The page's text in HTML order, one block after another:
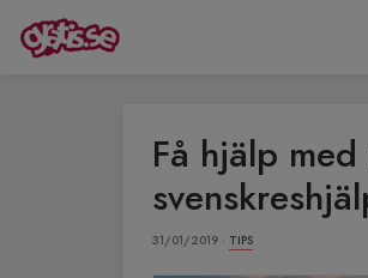
Få hjälp
31/01/2019 · TIPS